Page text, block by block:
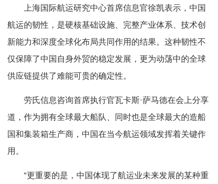
上海国际航运研究中心首席信息官徐凯表示，中国
航运的韧性，是硬核基础设施、完整产业体系、技术创
新能力和深度全球化布局共同作用的结果。这种韧性不
仅保障了中国自身外贸的稳定发展，更为动荡中的全球
供应链提供了难能可贵的确定性。
劳氏信息咨询首席执行官瓦卡斯·萨马德在会上分享
道，作为拥有全球最大船队、同时也是全球最大的造船
国和集装箱生产商，中国在当今航运领域发挥着关键作
用。
“更重要的是，中国体现了航运业未来发展的某种重